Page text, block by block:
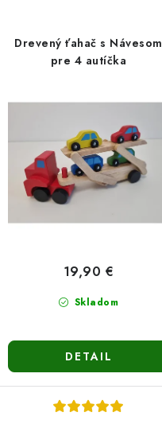
Drevený ťahač s Návesom
pre 4 autíčka
Skladom
19,90 €
DETAIL